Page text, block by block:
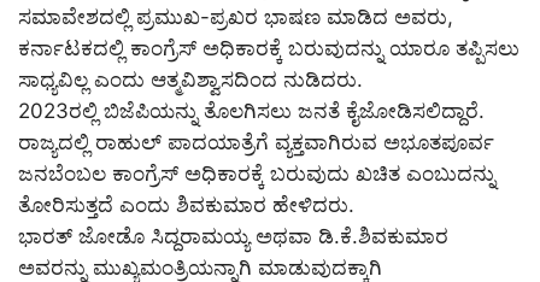
ಸಮಾವೇಶದಲ್ಲಿ ಪ್ರಮುಖ-ಪ್ರಖರ ಭಾಷಣ ಮಾಡಿದ ಅವರು,
ಕರ್ನಾಟಕದಲ್ಲಿ ಕಾಂಗ್ರೆಸ್ ಅಧಿಕಾರಕ್ಕೆ ಬರುವುದನ್ನು ಯಾರೂ ತಪ್ಪಿಸಲು
ಸಾಧ್ಯವಿಲ್ಲ ಎಂದು ಆತ್ಮವಿಶ್ವಾಸದಿಂದ ನುಡಿದರು.
2023ರಲ್ಲಿ ಬಿಜೆಪಿಯನ್ನು ತೊಲಗಿಸಲು ಜನತೆ ಕೈಜೋಡಿಸಲಿದ್ದಾರೆ.
ರಾಜ್ಯದಲ್ಲಿ ರಾಹುಲ್ ಪಾದಯಾತ್ರೆಗೆ ವ್ಯಕ್ತವಾಗಿರುವ ಅಭೂತಪೂರ್ವ
ಜನಬೆಂಬಲ ಕಾಂಗ್ರೆಸ್ ಅಧಿಕಾರಕ್ಕೆ ಬರುವುದು ಖಚಿತ ಎಂಬುದನ್ನು
ತೋರಿಸುತ್ತದೆ ಎಂದು ಶಿವಕುಮಾರ ಹೇಳಿದರು.
ಭಾರತ್ ಜೋಡೊ ಸಿದ್ದರಾಮಯ್ಯ ಅಥವಾ ಡಿ.ಕೆ.ಶಿವಕುಮಾರ
ಅವರನ್ನು ಮುಖ್ಯಮಂತ್ರಿಯನ್ನಾಗಿ ಮಾಡುವುದಕ್ಕಾಗಿ